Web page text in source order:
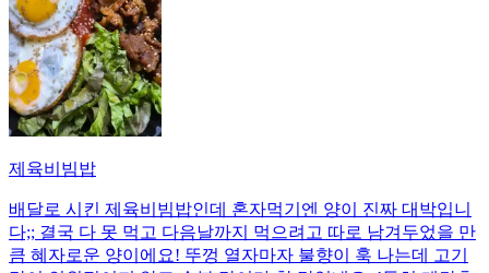
제육비빔밥
배달로 시킨 제육비빔밥인데 혼자먹기엔 양이 진짜 대박입니
다;; 결국 다 못 먹고 다음날까지 먹으려고 따로 남겨두었을 만
큼 혜자로운 양이에요! 뚜껑 열자마자 불향이 훅 나는데 고기